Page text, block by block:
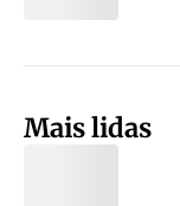
Mais lidas